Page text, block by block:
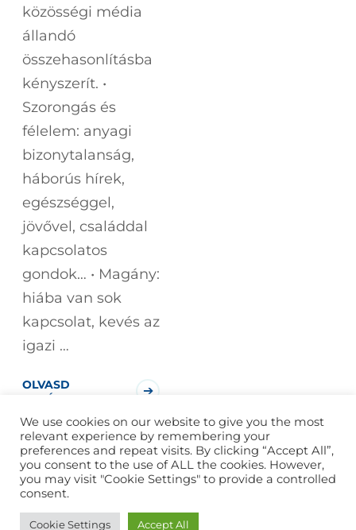
közösségi média
állandó
összehasonlításba
kényszerít. •
Szorongás és
félelem: anyagi
bizonytalanság,
háborús hírek,
egészséggel,
jövővel, családdal
kapcsolatos
gondok… • Magány:
hiába van sok
kapcsolat, kevés az
igazi …
OLVASD
TOVÁBB!
2026Budai EvódiaMinden jog fenntartva. Készítette
We use cookies on our website to give you the most
relevant experience by remembering your
preferences and repeat visits. By clicking “Accept All”,
you consent to the use of ALL the cookies. However,
you may visit "Cookie Settings" to provide a controlled
consent.
Cookie Settings Accept All